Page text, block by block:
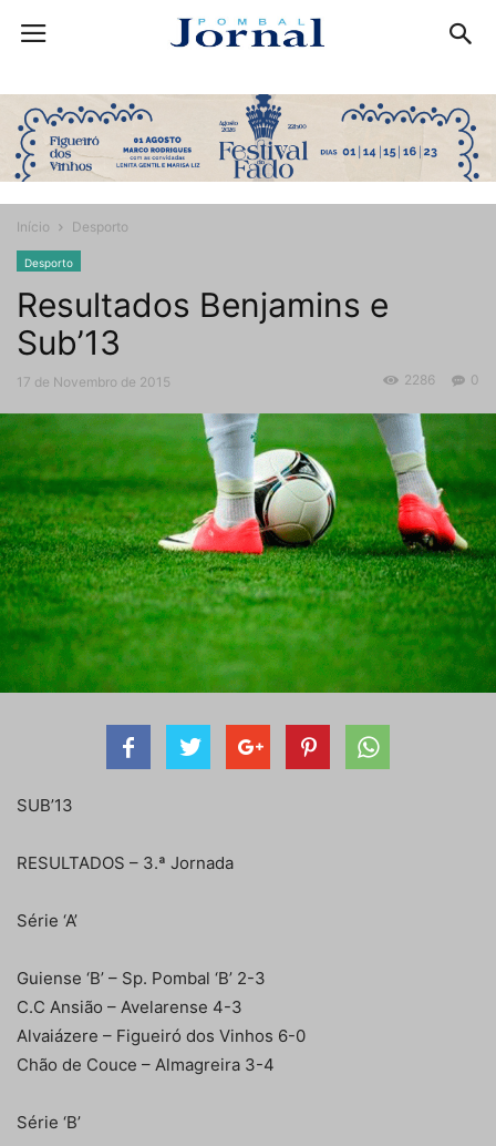
Início Desporto
Desporto
Resultados Benjamins e
Sub’13
17 de Novembro de 2015 0
2286
SUB’13
RESULTADOS – 3.ª Jornada
Série ‘A’
Guiense ‘B’ – Sp. Pombal ‘B’ 2-3
C.C Ansião – Avelarense 4-3
Alvaiázere – Figueiró dos Vinhos 6-0
Chão de Couce – Almagreira 3-4
Série ‘B’